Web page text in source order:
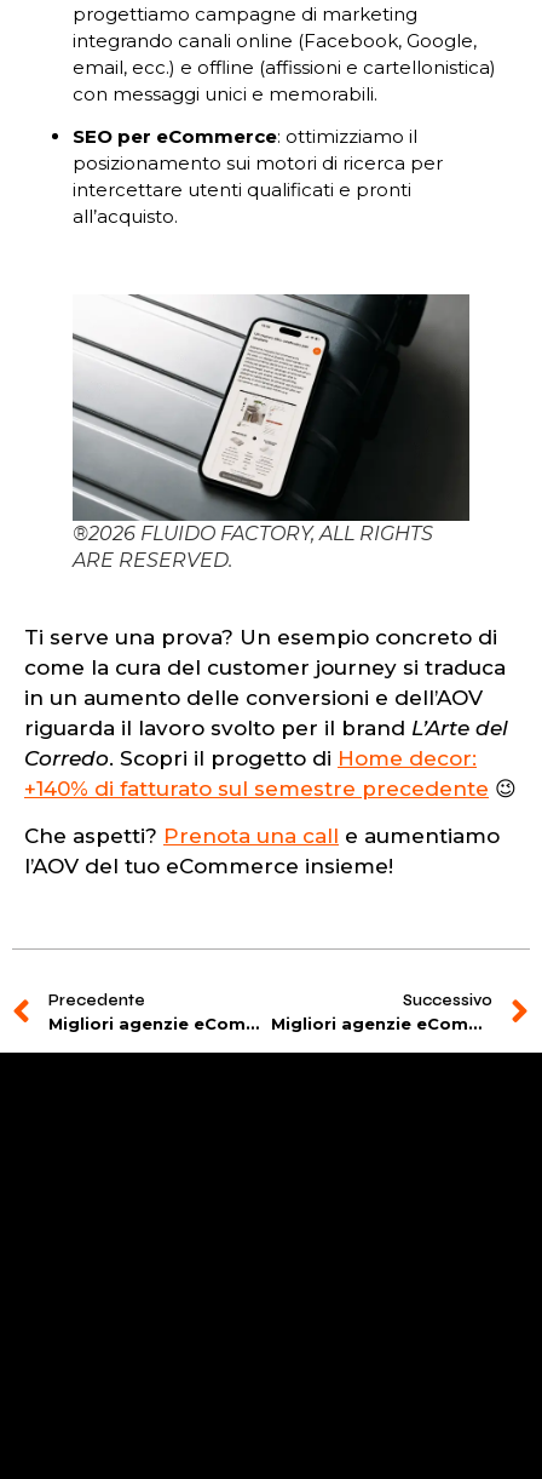
progettiamo campagne di marketing
integrando canali online (Facebook, Google,
email, ecc.) e offline (affissioni e cartellonistica)
con messaggi unici e memorabili.
SEO per eCommerce: ottimizziamo il
posizionamento sui motori di ricerca per
intercettare utenti qualificati e pronti
all’acquisto.
®2026 FLUIDO FACTORY, ALL RIGHTS
ARE RESERVED.
Ti serve una prova? Un esempio concreto di
come la cura del customer journey si traduca
in un aumento delle conversioni e dell’AOV
riguarda il lavoro svolto per il brand L’Arte del
Corredo. Scopri il progetto di Home decor:
+140% di fatturato sul semestre precedente 😉
Che aspetti? Prenota una call e aumentiamo
l’AOV del tuo eCommerce insieme!
Precedente
Migliori agenzie eCommerce Marketing Genova 2026
Successivo
Migliori agenzie eCommerce Marketing Verona: top 10 2026